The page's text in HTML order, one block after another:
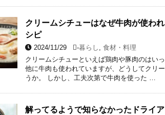
クリームシチューはなぜ牛肉が使わ
シピ
2024/11/29 -暮らし , 食材・料理
クリームシチューといえば鶏肉や豚肉のはい
他に牛肉も使われていますが、どうしてクリ
うか。 しかし、工夫次第で牛肉を使った …
解ってるようで知らなかったドライ